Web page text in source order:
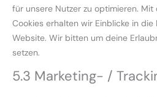
für unsere Nutzer zu optimieren.
Cookies erhalten wir Einblicke in die
Website. Wir bitten um deine
setzen.
5.3 Marketing- /